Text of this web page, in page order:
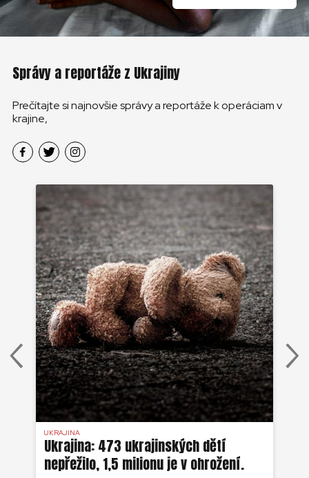
Správy a reportáže z Ukrajiny
Prečítajte si najnovšie správy a reportáže k operáciam v
krajine,
UKRAJINA
Ukrajina: 473 ukrajinských dětí
nepřežilo, 1,5 milionu je v ohrožení.